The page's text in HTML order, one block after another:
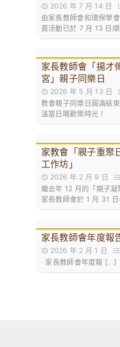
2026 年 7 月 14 日
教師會活動花絮,活動花
由家長教師會和環保學
賣活動已於 7 月 13 日
家長教師會「揚才
宮」親子同樂日
2026 年 5 月 13 日
教師會活動花絮
教會親子同樂日圓滿結
溫當日嘅歡樂時光！
家教會「親子重聚
工作坊」
2026 年 2 月 9 日
教師會活動花絮
繼去年 12 月的「親子
家長教師會於 1 月 31
一個共同協作的平台，
家長教師會年度報
2026 年 2 月 1 日
教師會年度報告,最新消息
家長教師會年度報 [...]